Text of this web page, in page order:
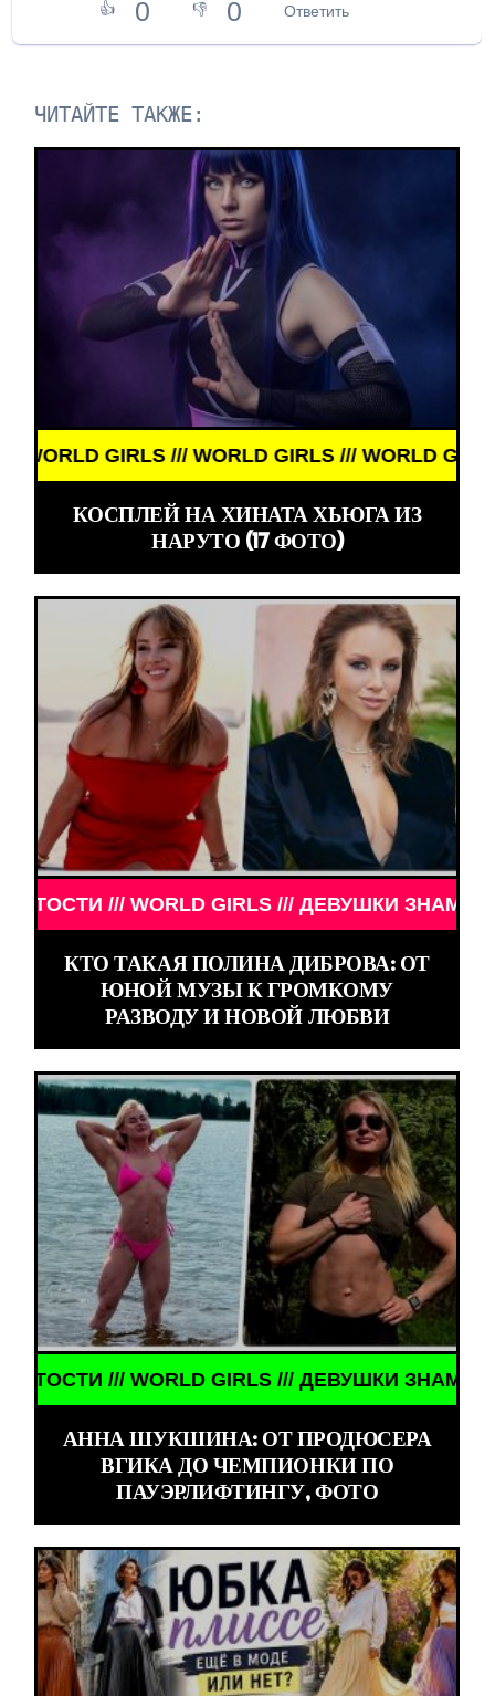
👍 0 👎 0 Ответить
ЧИТАЙТЕ ТАКЖЕ:
GIRLS /// WORLD GIRLS /// WORLD GIRLS ///
КОСПЛЕЙ НА ХИНАТА ХЬЮГА ИЗ
НАРУТО (17 ФОТО)
GIRLS /// ДЕВУШКИ ЗНАМЕНИТОСТИ ///
КТО ТАКАЯ ПОЛИНА ДИБРОВА: ОТ
ЮНОЙ МУЗЫ К ГРОМКОМУ
РАЗВОДУ И НОВОЙ ЛЮБВИ
GIRLS /// ДЕВУШКИ ЗНАМЕНИТОСТИ ///
АННА ШУКШИНА: ОТ ПРОДЮСЕРА
ВГИКА ДО ЧЕМПИОНКИ ПО
ПАУЭРЛИФТИНГУ, ФОТО